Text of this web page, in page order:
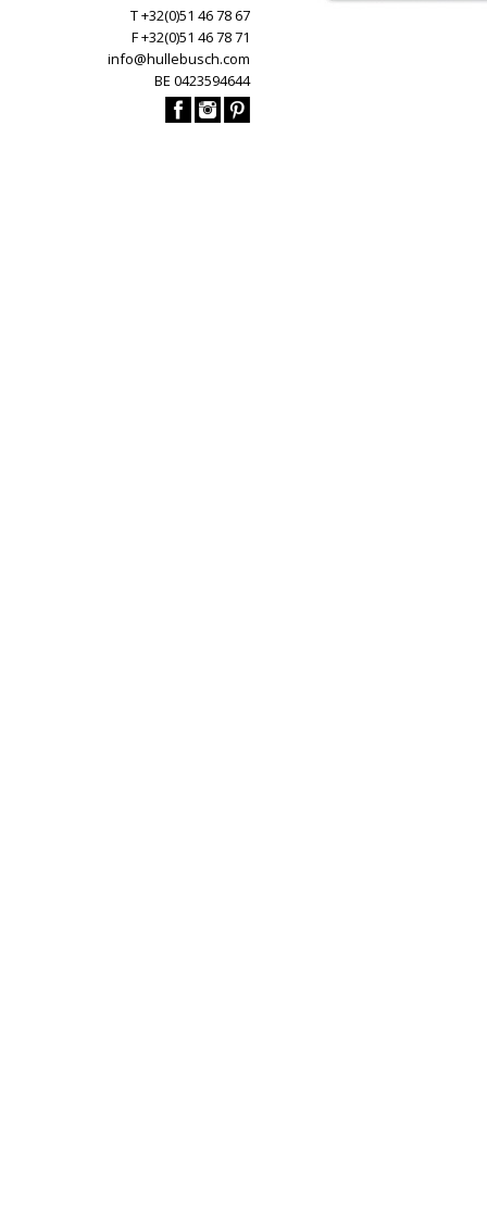
T +32(0)51 46 78 67
F +32(0)51 46 78 71
info@hullebusch.com
BE 0423594644